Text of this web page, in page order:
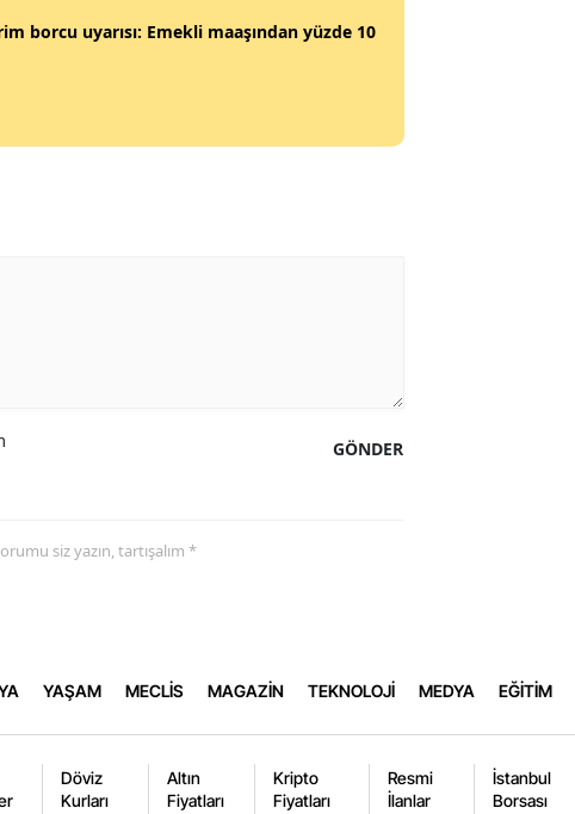
borcu uyarısı: Emekli maaşından yüzde 10
GÖNDER
siz yazın, tartışalım *
YAŞAM MECLİS MAGAZİN TEKNOLOJİ MEDYA EĞİTİM
Döviz
Kurları
Altın
Fiyatları
Kripto
Fiyatları
Resmi
İlanlar
İstanbul
Borsası